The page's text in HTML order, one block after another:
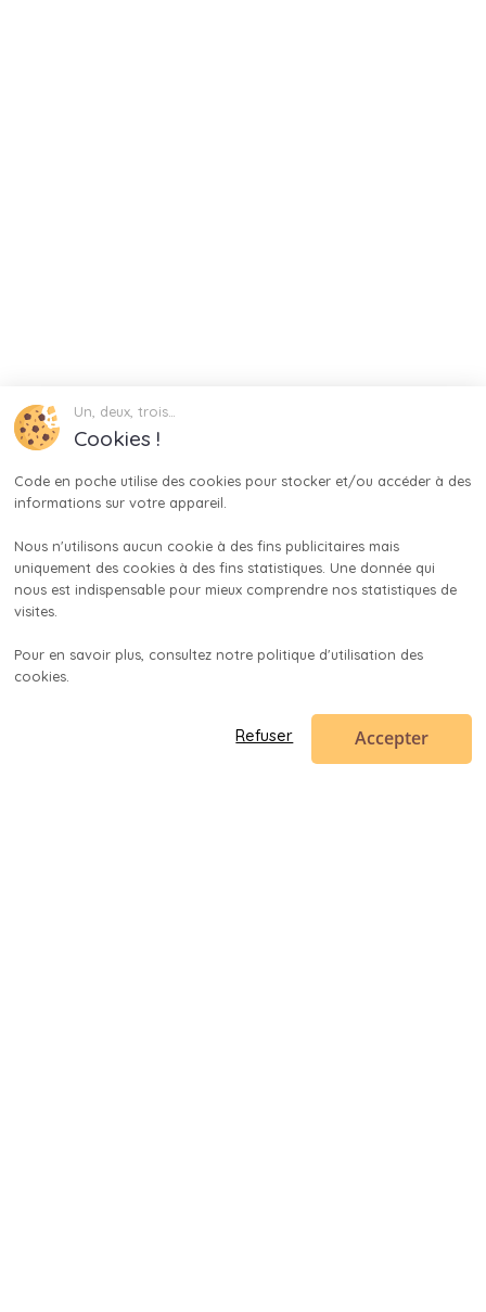
Un, deux, trois…
Cookies !
Code en poche utilise des cookies pour stocker et/ou accéder à des
informations sur votre appareil.
Nous n'utilisons aucun cookie à des fins publicitaires mais
uniquement des cookies à des fins statistiques. Une donnée qui
nous est indispensable pour mieux comprendre nos statistiques de
visites.
Pour en savoir plus, consultez notre politique d'utilisation des
cookies.
Refuser Accepter